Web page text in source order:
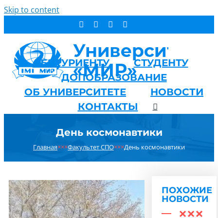
Skip to content
АБИТУРИЕНТУ
СТУДЕНТУ
ДОПОБРАЗОВАНИЕ
ОБ УНИВЕРСИТЕТЕ
НОВОСТИ
КОНТАКТЫ
День космонавтики
Главная×××Факультет СПО×××День космонавтики
ПОХОЖИЕ
НОВОСТИ